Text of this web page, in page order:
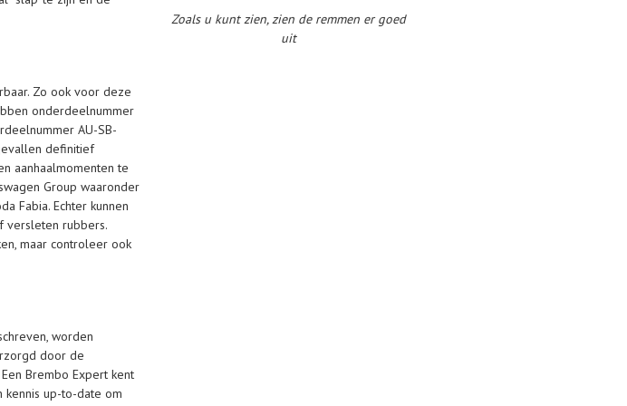
Zo ook voor deze
onderdeelnummer
AU-SB-
definitief
aanhaalmomenten te
Group waaronder
Fabia. Echter kunnen
versleten rubbers.
maar controleer ook
worden
door de
Brembo Expert kent
up-to-date om
Zoals u kunt zien, zien de remmen er goed
uit